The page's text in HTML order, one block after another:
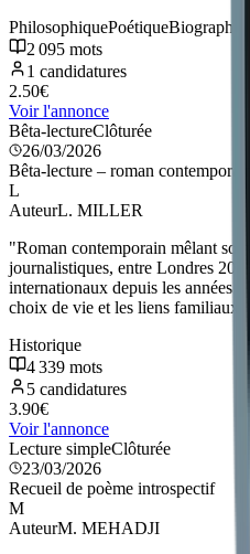
PhilosophiquePoétiqueBiographie
2 095 mots
1 candidatures
2.50€
Voir l'annonce
Bêta-lectureClôturée
26/03/2026
Bêta-lecture – roman
L
AuteurL. MILLER
"Roman contemporain mêlant
journalistiques, entre Londres
internationaux depuis les années
choix de vie et les liens familiaux.
Historique
4 339 mots
5 candidatures
3.90€
Voir l'annonce
Lecture simpleClôturée
23/03/2026
Recueil de poème introspectif
M
AuteurM. MEHADJI